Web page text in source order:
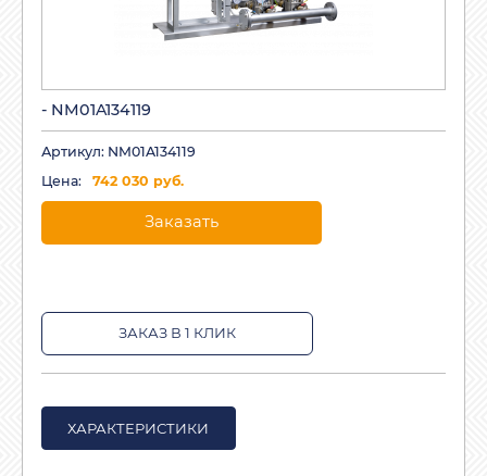
- NM01A134119
Артикул: NM01A134119
Цена:
742 030 руб.
Заказать
ЗАКАЗ В 1 КЛИК
ХАРАКТЕРИСТИКИ